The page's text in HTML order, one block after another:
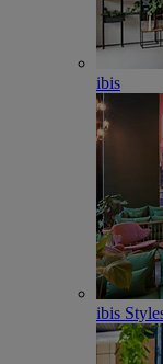
ibis
ibis